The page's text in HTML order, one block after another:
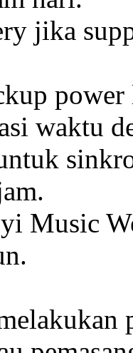
jika
waktu
Music